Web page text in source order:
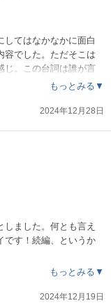
してはなかなかに面白
容でした。ただそこは
じ。この台詞は誰が言
戻って読み返して…と
像の様に浮かぶ、今ま
受け付けられない、
面白い作品なのかも
もっとみる▼
2024年12月28日
ました。何とも言え
です！続編、というか
もっとみる▼
2024年12月19日